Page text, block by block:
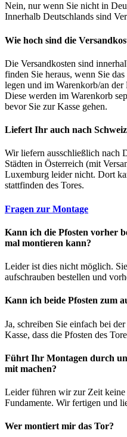
Nein, nur wenn Sie nicht in
Innerhalb Deutschlands sind
Wie hoch sind die
Die Versandkosten sind
finden Sie heraus, wenn Sie
legen und im Warenkorb/an der
Diese werden im Warenkorb
bevor Sie zur Kasse gehen.
Liefert Ihr auch nach
Wir liefern ausschließlich nach
Städten in Österreich (mit
Luxemburg leider nicht. Dort
stattfinden des Tores.
Fragen zur Montage
Kann ich die Pfosten vorher
mal montieren kann?
Leider ist dies nicht möglich.
aufschrauben bestellen und
Kann ich beide Pfosten zum
Ja, schreiben Sie einfach bei
Kasse, dass die Pfosten des
Führt Ihr Montagen durch
mit machen?
Leider führen wir zur Zeit
Fundamente. Wir fertigen und
Wer montiert mir das Tor?